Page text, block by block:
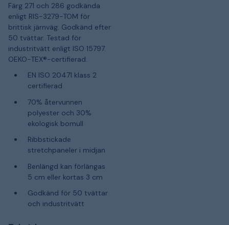
Färg 271 och 286 godkända
enligt RIS-3279-TOM för
brittisk järnväg. Godkänd efter
50 tvättar. Testad för
industritvätt enligt ISO 15797.
OEKO-TEX®-certifierad.
EN ISO 20471 klass 2
certifierad
70% återvunnen
polyester och 30%
ekologisk bomull
Ribbstickade
stretchpaneler i midjan
Benlängd kan förlängas
5 cm eller kortas 3 cm
Godkänd för 50 tvättar
och industritvätt